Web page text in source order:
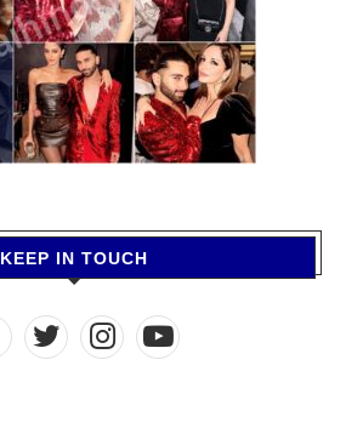
KEEP IN TOUCH